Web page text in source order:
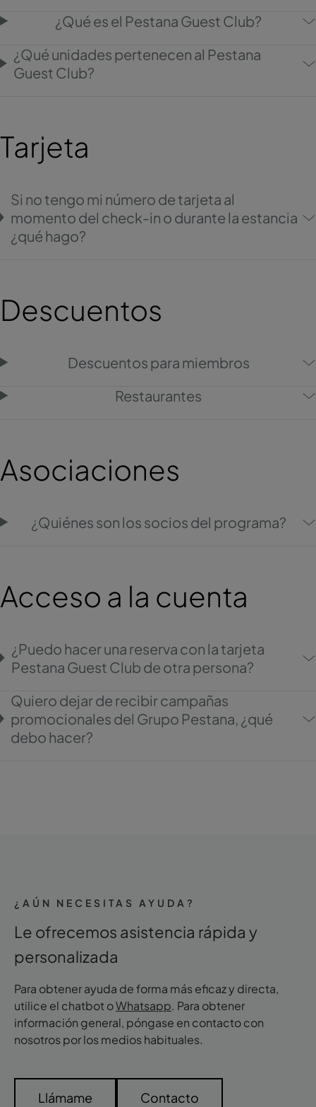
¿Qué es el Pestana Guest Club?
¿Qué unidades pertenecen al Pestana
Guest Club?
Tarjeta
Si no tengo mi número de tarjeta al
momento del check-in o durante la estancia
¿qué hago?
Descuentos
Descuentos para miembros
Restaurantes
Asociaciones
¿Quiénes son los socios del programa?
Acceso a la cuenta
¿Puedo hacer una reserva con la tarjeta
Pestana Guest Club de otra persona?
Quiero dejar de recibir campañas
promocionales del Grupo Pestana, ¿qué
debo hacer?
¿AÚN NECESITAS AYUDA?
Le ofrecemos asistencia rápida y
personalizada
Para obtener ayuda de forma más eficaz y directa,
utilice el chatbot oWhatsapp. Para obtener
información general, póngase en contacto con
nosotros por los medios habituales.
Llámame Contacto